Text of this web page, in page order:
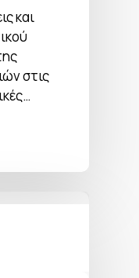
και
στις